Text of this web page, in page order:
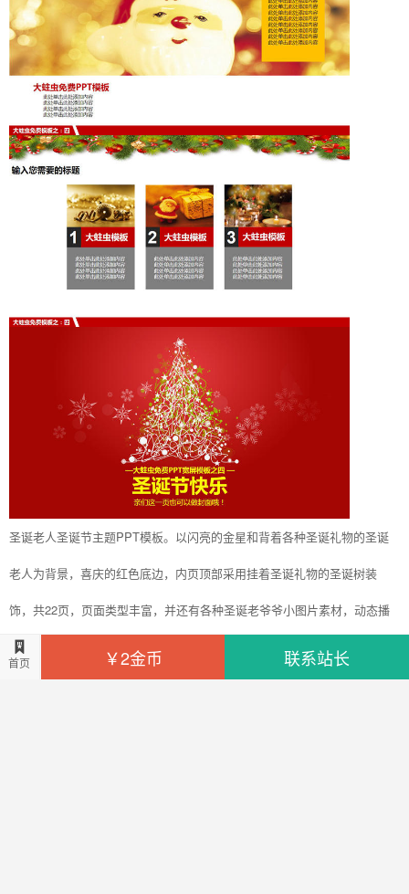
圣诞老人圣诞节主题PPT模板。以闪亮的金星和背着各种圣诞礼物的圣诞
老人为背景，喜庆的红色底边，内页顶部采用挂着圣诞礼物的圣诞树装
饰，共22页，页面类型丰富，并还有各种圣诞老爷爷小图片素材，动态播
放效果，推荐使用。
首页 ￥2金币 联系站长